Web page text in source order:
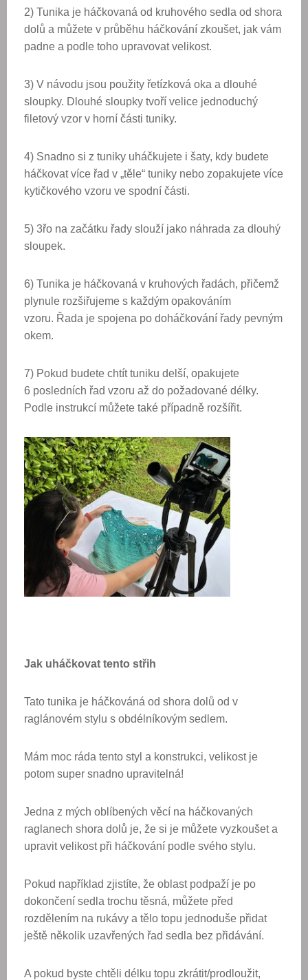
2) Tunika je háčkovaná od kruhového sedla od shora
dolů a můžete v průběhu háčkování zkoušet, jak vám
padne a podle toho upravovat velikost.
3) V návodu jsou použity řetízková oka a dlouhé
sloupky. Dlouhé sloupky tvoří velice jednoduchý
filetový vzor v horní části tuniky.
4) Snadno si z tuniky uháčkujete i šaty, kdy budete
háčkovat více řad v „těle“ tuniky nebo zopakujete více
kytičkového vzoru ve spodní části.
5) 3řo na začátku řady slouží jako náhrada za dlouhý
sloupek.
6) Tunika je háčkovaná v kruhových řadách, přičemž
plynule rozšiřujeme s každým opakováním
vzoru. Řada je spojena po doháčkování řady pevným
okem.
7) Pokud budete chtít tuniku delší, opakujete
6 posledních řad vzoru až do požadované délky.
Podle instrukcí můžete také případně rozšířit.
Jak uháčkovat tento střih
Tato tunika je háčkováná od shora dolů od v
raglánovém stylu s obdélníkovým sedlem.
Mám moc ráda tento styl a konstrukci, velikost je
potom super snadno upravitelná!
Jedna z mých oblíbených věcí na háčkovaných
raglanech shora dolů je, že si je můžete vyzkoušet a
upravit velikost při háčkování podle svého stylu.
Pokud například zjistíte, že oblast podpaží je po
dokončení sedla trochu těsná, můžete před
rozdělením na rukávy a tělo topu jednoduše přidat
ještě několik uzavřených řad sedla bez přidávání.
A pokud byste chtěli délku topu zkrátit/prodloužit,